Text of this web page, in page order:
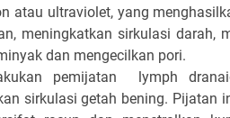
atau ultraviolet, yang
meningkatkan sirkulasi darah,
dan mengecilkan pori.
pemijatan lymph
sirkulasi getah bening. Pijatan